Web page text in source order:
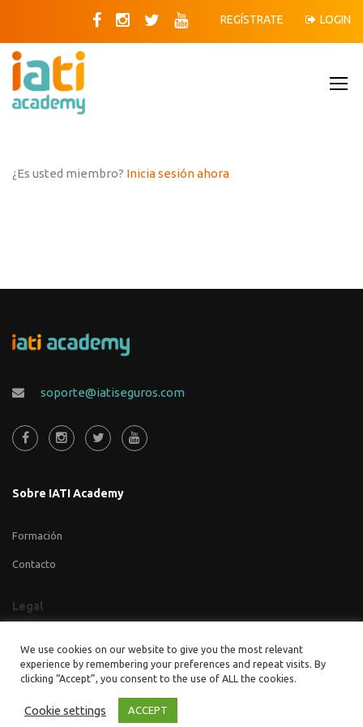
REGÍSTRATE LOGIN
¿Es usted miembro? Inicia sesión ahora
soporte@iatiseguros.com
Sobre IATI Academy
Formación
Contacto
Legal
Aviso legal
Política de cookies
Política de privacidad
We use cookies on our website to give you the most relevant
experience by remembering your preferences and repeat visits. By
clicking “Accept”, you consent to the use of ALL the cookies.
Cookie settings ACCEPT